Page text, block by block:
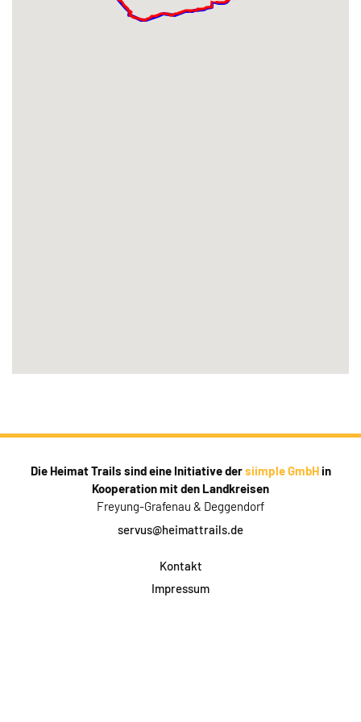
Die Heimat Trails sind eine Initiative dersiimple GmbHin
Kooperation mit den Landkreisen
Freyung-Grafenau & Deggendorf
servus@heimattrails.de
Kontakt
Impressum